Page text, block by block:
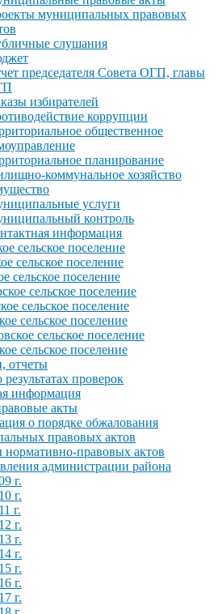
муниципальных правовых
слушания
председателя Совета ОГП, главы
избирателей
коррупции
общественное
планирование
коммунальное хозяйство
услуги
контроль
информация
сельское поселение
сельское поселение
сельское поселение
сельское поселение
сельское поселение
сельское поселение
сельское поселение
сельское поселение
отчеты
проверок
информация
акты
о порядке обжалования
правовых актов
правовых актов
администрации района
г.
г.
г.
г.
г.
г.
г.
г.
г.